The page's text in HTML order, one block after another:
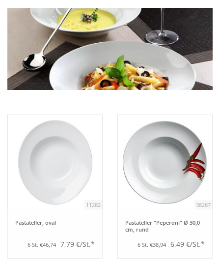
Gedeckter Tisch
Fingerfood
Tafeln
Einrichtung
Berufsbekleidung 11282
Pastateller, oval
6 St. €46,74 7,79 €/St.*
38287
Pastateller "Peperoni" Ø 30,0
cm, rund
6 St. €38,94 6,49 €/St.*